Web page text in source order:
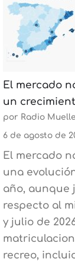
El mercado
un
por Radio Muelle
6 de agosto de
El mercado
una
año, aunque
respecto al
y julio de
recreo,